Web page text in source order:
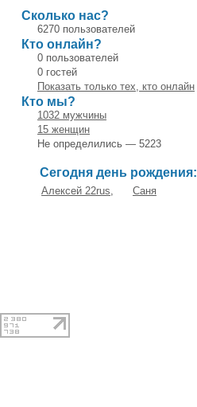
Сколько нас?
6270 пользователей
Кто онлайн?
0 пользователей
0 гостей
Показать только тех, кто онлайн
Кто мы?
1032 мужчины
15 женщин
Не определились — 5223
Сегодня день рождения:
Алексей 22rus, Саня